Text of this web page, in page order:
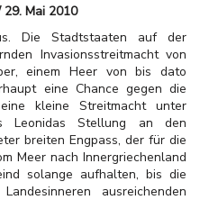
Mai 2010
Die Stadtstaaten auf der
Invasionsstreitmacht von
einem Heer von bis dato
eine Chance gegen die
kleine Streitmacht unter
Leonidas Stellung an den
breiten Engpass, der für die
Meer nach Innergriechenland
solange aufhalten, bis die
ausreichenden